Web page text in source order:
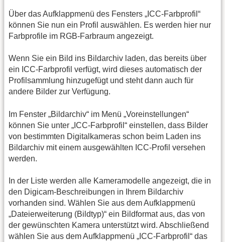
Über das Aufklappmenü des Fensters „ICC-Farbprofil“
können Sie nun ein Profil auswählen. Es werden hier nur
Farbprofile im RGB-Farbraum angezeigt.
Wenn Sie ein Bild ins Bildarchiv laden, das bereits über
ein ICC-Farbprofil verfügt, wird dieses automatisch der
Profilsammlung hinzugefügt und steht dann auch für
andere Bilder zur Verfügung.
Im Fenster „Bildarchiv“ im Menü „Voreinstellungen“
können Sie unter „ICC-Farbprofil“ einstellen, dass Bilder
von bestimmten Digitalkameras schon beim Laden ins
Bildarchiv mit einem ausgewählten ICC-Profil versehen
werden.
In der Liste werden alle Kameramodelle angezeigt, die in
den Digicam-Beschreibungen in Ihrem Bildarchiv
vorhanden sind. Wählen Sie aus dem Aufklappmenü
„Dateierweiterung (Bildtyp)“ ein Bildformat aus, das von
der gewünschten Kamera unterstützt wird. Abschließend
wählen Sie aus dem Aufklappmenü „ICC-Farbprofil“ das